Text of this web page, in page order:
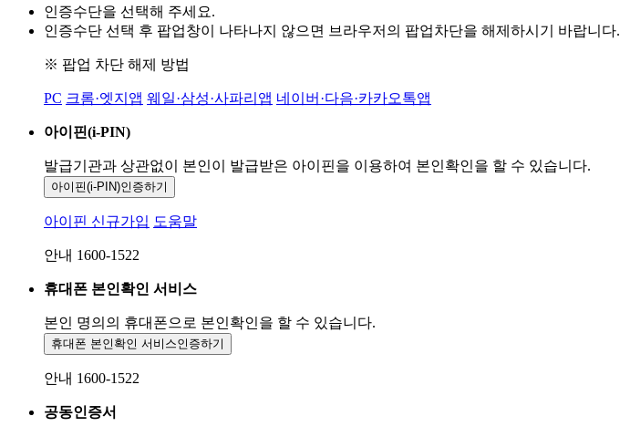
인증수단을 선택해 주세요.
인증수단 선택 후 팝업창이 나타나지 않으면 브라우저의 팝업차단을 해제하시기 바랍니다.
※ 팝업 차단 해제 방법
PC 크롬·엣지앱 웨일·삼성·사파리앱 네이버·다음·카카오톡앱
아이핀(i-PIN)
발급기관과 상관없이 본인이 발급받은 아이핀을 이용하여 본인확인을 할 수 있습니다.
아이핀(i-PIN)인증하기
아이핀 신규가입 도움말
안내 1600-1522
휴대폰 본인확인 서비스
본인 명의의 휴대폰으로 본인확인을 할 수 있습니다.
휴대폰 본인확인 서비스인증하기
안내 1600-1522
공동인증서